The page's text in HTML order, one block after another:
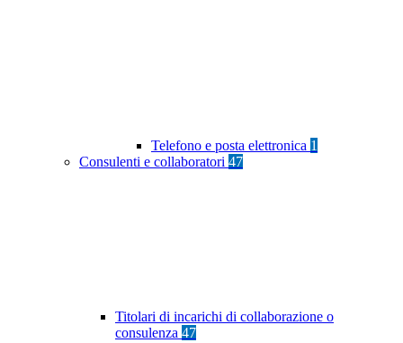
Telefono e posta elettronica 1
Consulenti e collaboratori 47
Titolari di incarichi di collaborazione o
consulenza 47